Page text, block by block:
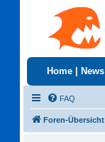
Home News
FAQ
Foren-Übersicht